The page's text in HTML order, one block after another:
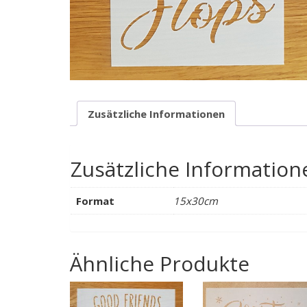
Zusätzliche Informationen
Zusätzliche
Format 15x30cm
Ähnliche Produkte